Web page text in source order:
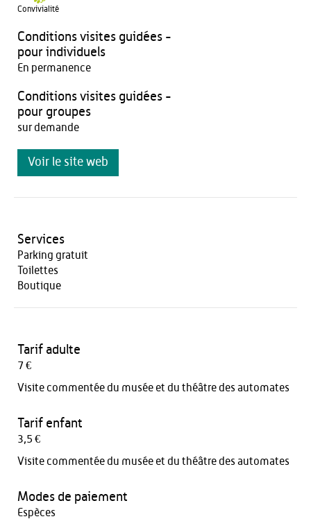
Convivialité
Conditions visites guidées -
pour individuels
En permanence
Conditions visites guidées -
pour groupes
sur demande
Voir le site web
Services
Parking gratuit
Toilettes
Boutique
Tarif adulte
7 €
Visite commentée du musée et du théâtre des automates
Tarif enfant
3,5 €
Visite commentée du musée et du théâtre des automates
Modes de paiement
Espèces